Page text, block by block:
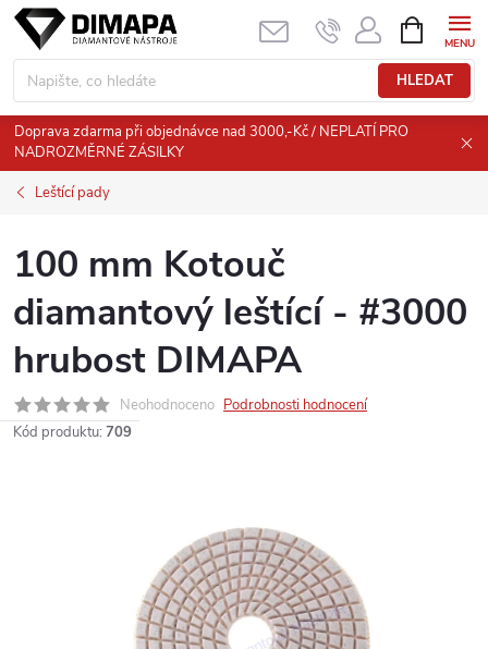
Přejít
obsah
HLEDAT
NÁKUPNÍ
KOŠÍK
Doprava zdarma při objednávce nad 3000,-Kč / NEPLATÍ PRO
NADROZMĚRNÉ ZÁSILKY
Leštící pady
100 mm Kotouč
diamantový leštící - #3000
hrubost DIMAPA
Neohodnoceno Podrobnosti hodnocení
Kód produktu: 709